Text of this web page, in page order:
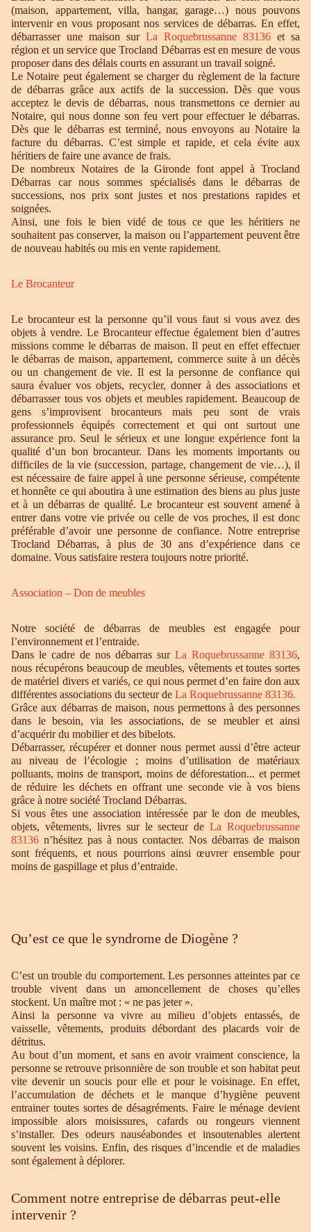
(maison, appartement, villa, hangar, garage…) nous pouvons
intervenir en vous proposant nos services de débarras. En effet,
débarrasser une maison sur La Roquebrussanne 83136 et sa
région et un service que Trocland Débarras est en mesure de vous
proposer dans des délais courts en assurant un travail soigné.
Le Notaire peut également se charger du règlement de la facture
de débarras grâce aux actifs de la succession. Dès que vous
acceptez le devis de débarras, nous transmettons ce dernier au
Notaire, qui nous donne son feu vert pour effectuer le débarras.
Dès que le débarras est terminé, nous envoyons au Notaire la
facture du débarras. C’est simple et rapide, et cela évite aux
héritiers de faire une avance de frais.
De nombreux Notaires de la Gironde font appel à Trocland
Débarras car nous sommes spécialisés dans le débarras de
successions, nos prix sont justes et nos prestations rapides et
soignées.
Ainsi, une fois le bien vidé de tous ce que les héritiers ne
souhaitent pas conserver, la maison ou l’appartement peuvent être
de nouveau habités ou mis en vente rapidement.
Le Brocanteur
Le brocanteur est la personne qu’il vous faut si vous avez des
objets à vendre. Le Brocanteur effectue également bien d’autres
missions comme le débarras de maison. Il peut en effet effectuer
le débarras de maison, appartement, commerce suite à un décès
ou un changement de vie. Il est la personne de confiance qui
saura évaluer vos objets, recycler, donner à des associations et
débarrasser tous vos objets et meubles rapidement. Beaucoup de
gens s’improvisent brocanteurs mais peu sont de vrais
professionnels équipés correctement et qui ont surtout une
assurance pro. Seul le sérieux et une longue expérience font la
qualité d’un bon brocanteur. Dans les moments importants ou
difficiles de la vie (succession, partage, changement de vie…), il
est nécessaire de faire appel à une personne sérieuse, compétente
et honnête ce qui aboutira à une estimation des biens au plus juste
et à un débarras de qualité. Le brocanteur est souvent amené à
entrer dans votre vie privée ou celle de vos proches, il est donc
préférable d’avoir une personne de confiance. Notre entreprise
Trocland Débarras, à plus de 30 ans d’expérience dans ce
domaine. Vous satisfaire restera toujours notre priorité.
Association – Don de meubles
Notre société de débarras de meubles est engagée pour
l’environnement et l’entraide.
Dans le cadre de nos débarras sur La Roquebrussanne 83136,
nous récupérons beaucoup de meubles, vêtements et toutes sortes
de matériel divers et variés, ce qui nous permet d’en faire don aux
différentes associations du secteur de La Roquebrussanne 83136.
Grâce aux débarras de maison, nous permettons à des personnes
dans le besoin, via les associations, de se meubler et ainsi
d’acquérir du mobilier et des bibelots.
Débarrasser, récupérer et donner nous permet aussi d’être acteur
au niveau de l’écologie ; moins d’utilisation de matériaux
polluants, moins de transport, moins de déforestation... et permet
de réduire les déchets en offrant une seconde vie à vos biens
grâce à notre société Trocland Débarras.
Si vous êtes une association intéressée par le don de meubles,
objets, vêtements, livres sur le secteur deLa Roquebrussanne
83136 n’hésitez pas à nous contacter. Nos débarras de maison
sont fréquents, et nous pourrions ainsi œuvrer ensemble pour
moins de gaspillage et plus d’entraide.
Qu’est ce que le syndrome de Diogène ?
C’est un trouble du comportement. Les personnes atteintes par ce
trouble vivent dans un amoncellement de choses qu’elles
stockent. Un maître mot : « ne pas jeter ».
Ainsi la personne va vivre au milieu d’objets entassés, de
vaisselle, vêtements, produits débordant des placards voir de
détritus.
Au bout d’un moment, et sans en avoir vraiment conscience, la
personne se retrouve prisonnière de son trouble et son habitat peut
vite devenir un soucis pour elle et pour le voisinage. En effet,
l’accumulation de déchets et le manque d’hygiène peuvent
entrainer toutes sortes de désagréments. Faire le ménage devient
impossible alors moisissures, cafards ou rongeurs viennent
s’installer. Des odeurs nauséabondes et insoutenables alertent
souvent les voisins. Enfin, des risques d’incendie et de maladies
sont également à déplorer.
Comment notre entreprise de débarras peut-elle
intervenir ?